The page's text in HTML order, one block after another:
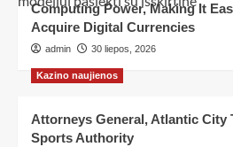
Computing Power, Making It
Acquire Digital Currencies
admin 30 liepos, 2026
Kazino naujienos
Attorneys General, Atlantic City
Sports Authority